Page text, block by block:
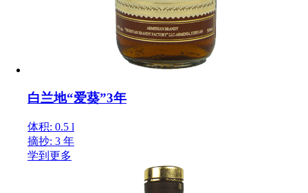
白兰地“爱葵”3年
体积: 0.5 l
摘抄: 3 年
学到更多